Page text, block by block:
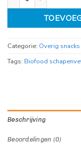
Categorie: Overig
Tags: Biofood
Beschrijving
Beoordelingen (0)